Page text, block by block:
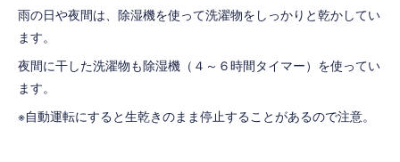
雨の日や夜間は、除湿機を使って洗濯物をしっかりと乾かしてい
ます。
夜間に干した洗濯物も除湿機（４～６時間タイマー）を使ってい
ます。
※自動運転にすると生乾きのまま停止することがあるので注意。